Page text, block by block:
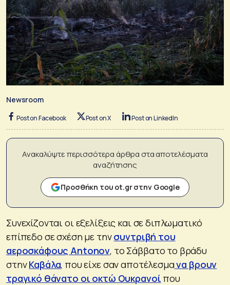
Newsroom
Post on Facebook Post on X Post on LinkedIn
Ανακαλύψτε περισσότερα άρθρα στα αποτελέσματα
αναζήτησης
Προσθήκη του ot.gr στην Google
Συνεχίζονται οι εξελίξεις και σε διπλωματικό
επίπεδο σε σχέση με τηνσυντριβή του
αεροσκάφους Antonov, το Σάββατο το βράδυ
στηνΚαβάλα, που είχε σαν αποτέλεσμανα βρουν
τραγικό θάνατο οι οκτώ Ουκρανοί που